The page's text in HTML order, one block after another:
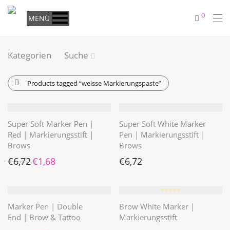
MENÜ 0
Kategorien Suche
Products tagged “weisse Markierungspaste”
Super Soft Marker Pen |
Red | Markierungsstift |
Brows
€6,72 Ursprünglicher Preis war: €6,72
€1,68 Aktueller Preis ist: €1,68.
Super Soft White Marker
Pen | Markierungsstift |
Brows
€6,72
Marker Pen | Double
End | Brow & Tattoo
⭐️⭐️⭐️⭐️⭐️
Brow White Marker |
Markierungsstift